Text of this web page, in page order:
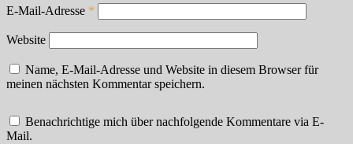
E-Mail-Adresse *
Website
Name, E-Mail-Adresse und Website in diesem Browser für
meinen nächsten Kommentar speichern.
Benachrichtige mich über nachfolgende Kommentare via E-
Mail.